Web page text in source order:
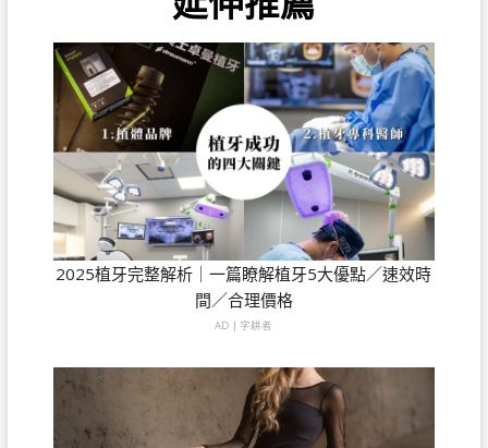
2025植牙完整解析｜一篇瞭解植牙5大優點／速效時
間／合理價格
AD | 字耕者